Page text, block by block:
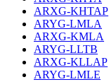
ARXG-KHTAP
ARYG-LMLA
ARXG-KMLA
ARYG-LLTB
ARXG-KLLAP
ARYG-LMLE